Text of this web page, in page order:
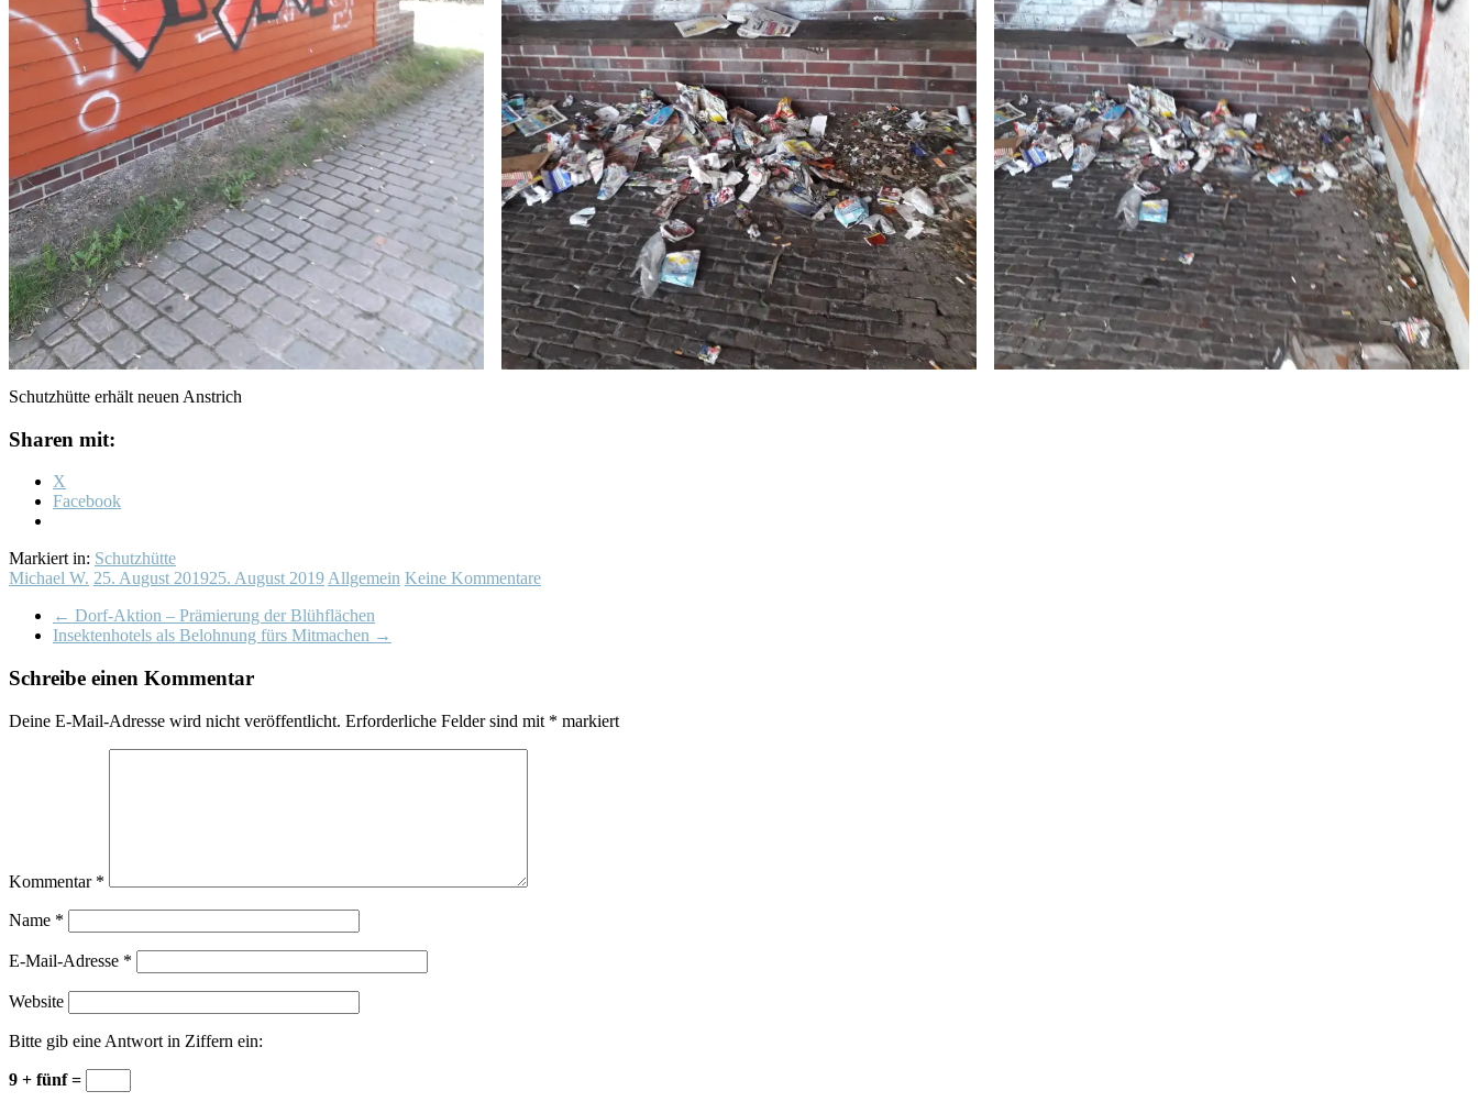
Schutzhütte erhält neuen Anstrich
Sharen mit:
X
Facebook
Markiert in: Schutzhütte
Michael W. 25. August 201925. August 2019 Allgemein Keine Kommentare
← Dorf-Aktion – Prämierung der Blühflächen
Insektenhotels als Belohnung fürs Mitmachen →
Schreibe einen Kommentar
Deine E-Mail-Adresse wird nicht veröffentlicht. Erforderliche Felder sind mit * markiert
Kommentar *
Name *
E-Mail-Adresse *
Website
Bitte gib eine Antwort in Ziffern ein:
9 + fünf =